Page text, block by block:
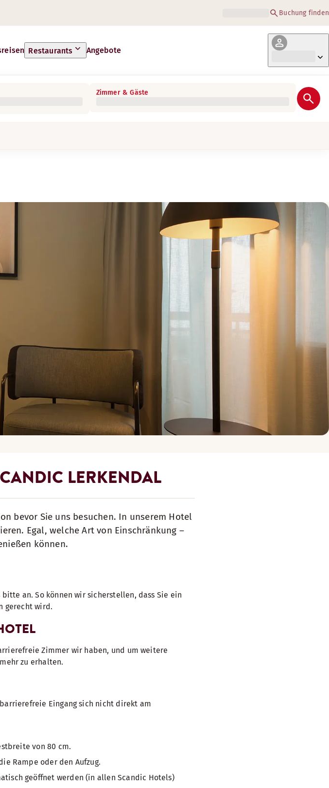
Buchung finden
Restaurants Angebote
Zimmer & Gäste
LERKENDAL
bevor Sie uns besuchen. In unserem Hotel
Egal, welche Art von Einschränkung –
können.
an. So können wir sicherstellen, dass Sie ein
gerecht wird.
Zimmer wir haben, und um weitere
zu erhalten.
Eingang sich nicht direkt am
von 80 cm.
Rampe oder den Aufzug.
geöffnet werden (in allen Scandic Hotels)